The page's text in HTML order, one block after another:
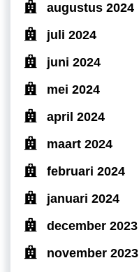
augustus 2024
juli 2024
juni 2024
mei 2024
april 2024
maart 2024
februari 2024
januari 2024
december 2023
november 2023